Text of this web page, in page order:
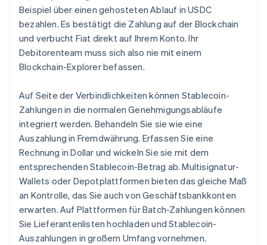
Beispiel über einen gehosteten Ablauf in USDC
bezahlen. Es bestätigt die Zahlung auf der Blockchain
und verbucht Fiat direkt auf Ihrem Konto. Ihr
Debitorenteam muss sich also nie mit einem
Blockchain-Explorer befassen.
Auf Seite der Verbindlichkeiten können Stablecoin-
Zahlungen in die normalen Genehmigungsabläufe
integriert werden. Behandeln Sie sie wie eine
Auszahlung in Fremdwährung. Erfassen Sie eine
Rechnung in Dollar und wickeln Sie sie mit dem
entsprechenden Stablecoin-Betrag ab. Multisignatur-
Wallets oder Depotplattformen bieten das gleiche Maß
an Kontrolle, das Sie auch von Geschäftsbankkonten
erwarten. Auf Plattformen für Batch-Zahlungen können
Sie Lieferantenlisten hochladen und Stablecoin-
Auszahlungen in großem Umfang vornehmen.